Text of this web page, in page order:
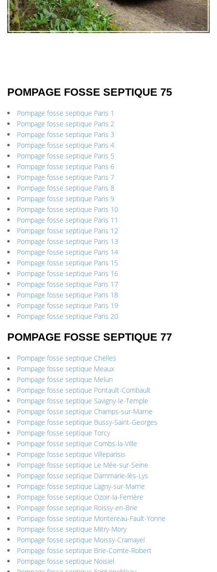
POMPAGE FOSSE SEPTIQUE 75
Pompage fosse septique Paris 1
Pompage fosse septique Paris 2
Pompage fosse septique Paris 3
Pompage fosse septique Paris 4
Pompage fosse septique Paris 5
Pompage fosse septique Paris 6
Pompage fosse septique Paris 7
Pompage fosse septique Paris 8
Pompage fosse septique Paris 9
Pompage fosse septique Paris 10
Pompage fosse septique Paris 11
Pompage fosse septique Paris 12
Pompage fosse septique Paris 13
Pompage fosse septique Paris 14
Pompage fosse septique Paris 15
Pompage fosse septique Paris 16
Pompage fosse septique Paris 17
Pompage fosse septique Paris 18
Pompage fosse septique Paris 19
Pompage fosse septique Paris 20
POMPAGE FOSSE SEPTIQUE 77
Pompage fosse septique Chelles
Pompage fosse septique Meaux
Pompage fosse septique Melun
Pompage fosse septique Pontault-Combault
Pompage fosse septique Savigny-le-Temple
Pompage fosse septique Champs-sur-Marne
Pompage fosse septique Bussy-Saint-Georges
Pompage fosse septique Torcy
Pompage fosse septique Combs-la-Ville
Pompage fosse septique Villeparisis
Pompage fosse septique Le Mée-sur-Seine
Pompage fosse septique Dammarie-lès-Lys
Pompage fosse septique Lagny-sur-Marne
Pompage fosse septique Ozoir-la-Ferrière
Pompage fosse septique Roissy-en-Brie
Pompage fosse septique Montereau-Fault-Yonne
Pompage fosse septique Mitry-Mory
Pompage fosse septique Moissy-Cramayel
Pompage fosse septique Brie-Comte-Robert
Pompage fosse septique Noisiel